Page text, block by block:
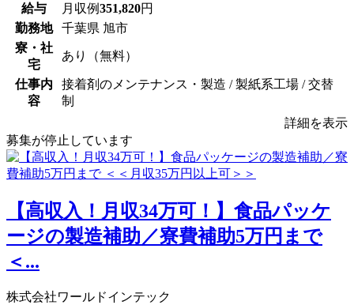
給与 月収例351,820円
勤務地
千葉県 旭市
寮・社
宅
あり（無料）
仕事内
容
接着剤のメンテナンス・製造 / 製紙系工場 / 交替
制
詳細を表示
募集が停止しています
【高収入！月収34万可！】食品パッケ
ージの製造補助／寮費補助5万円まで
＜...
株式会社ワールドインテック